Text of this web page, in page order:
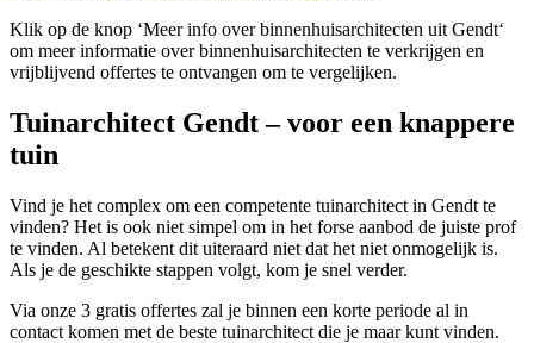
Klik op de knop ‘Meer info over binnenhuisarchitecten uit Gendt‘
om meer informatie over binnenhuisarchitecten te verkrijgen en
vrijblijvend offertes te ontvangen om te vergelijken.
Tuinarchitect Gendt – voor een knappere
tuin
Vind je het complex om een competente tuinarchitect in Gendt te
vinden? Het is ook niet simpel om in het forse aanbod de juiste prof
te vinden. Al betekent dit uiteraard niet dat het niet onmogelijk is.
Als je de geschikte stappen volgt, kom je snel verder.
Via onze 3 gratis offertes zal je binnen een korte periode al in
contact komen met de beste tuinarchitect die je maar kunt vinden.